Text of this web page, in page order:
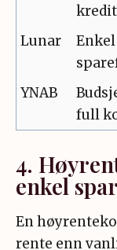
Lunar
YNAB
full
4.
enkel
En
rente enn